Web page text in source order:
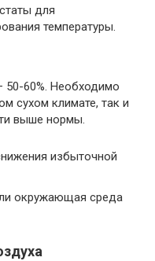
для
температуры.
60%. Необходимо
сухом климате, так и
выше нормы.
избыточной
окружающая среда